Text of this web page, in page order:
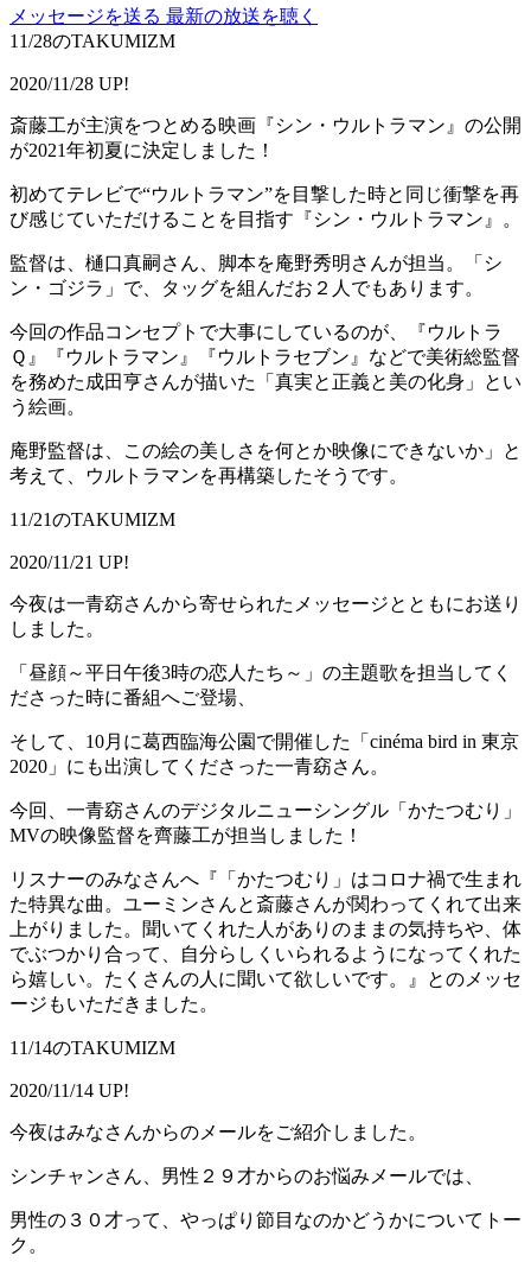
メッセージを送る 最新の放送を聴く
11/28のTAKUMIZM
2020/11/28 UP!
斎藤工が主演をつとめる映画『シン・ウルトラマン』の公開
が2021年初夏に決定しました！
初めてテレビで“ウルトラマン”を目撃した時と同じ衝撃を再
び感じていただけることを目指す『シン・ウルトラマン』。
監督は、樋口真嗣さん、脚本を庵野秀明さんが担当。「シ
ン・ゴジラ」で、タッグを組んだお２人でもあります。
今回の作品コンセプトで大事にしているのが、『ウルトラ
Ｑ』『ウルトラマン』『ウルトラセブン』などで美術総監督
を務めた成田亨さんが描いた「真実と正義と美の化身」とい
う絵画。
庵野監督は、この絵の美しさを何とか映像にできないか」と
考えて、ウルトラマンを再構築したそうです。
11/21のTAKUMIZM
2020/11/21 UP!
今夜は一青窈さんから寄せられたメッセージとともにお送り
しました。
「昼顔～平日午後3時の恋人たち～」の主題歌を担当してく
ださった時に番組へご登場、
そして、10月に葛西臨海公園で開催した「cinéma bird in 東京
2020」にも出演してくださった一青窈さん。
今回、一青窈さんのデジタルニューシングル「かたつむり」
MVの映像監督を齊藤工が担当しました！
リスナーのみなさんへ『「かたつむり」はコロナ禍で生まれ
た特異な曲。ユーミンさんと斎藤さんが関わってくれて出来
上がりました。聞いてくれた人がありのままの気持ちや、体
でぶつかり合って、自分らしくいられるようになってくれた
ら嬉しい。たくさんの人に聞いて欲しいです。』とのメッセ
ージもいただきました。
11/14のTAKUMIZM
2020/11/14 UP!
今夜はみなさんからのメールをご紹介しました。
シンチャンさん、男性２９才からのお悩みメールでは、
男性の３０才って、やっぱり節目なのかどうかについてトー
ク。